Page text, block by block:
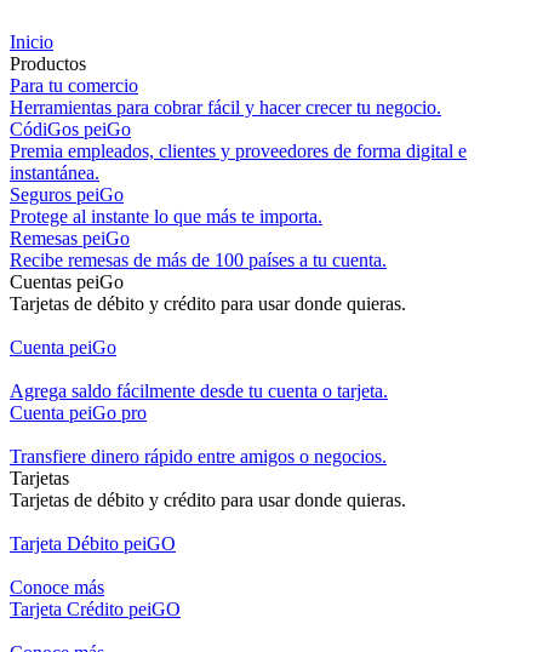
Inicio
Productos
Para tu comercio
Herramientas para cobrar fácil y hacer crecer tu negocio.
CódiGos peiGo
Premia empleados, clientes y proveedores de forma digital e
instantánea.
Seguros peiGo
Protege al instante lo que más te importa.
Remesas peiGo
Recibe remesas de más de 100 países a tu cuenta.
Cuentas peiGo
Tarjetas de débito y crédito para usar donde quieras.
Cuenta peiGo
Agrega saldo fácilmente desde tu cuenta o tarjeta.
Cuenta peiGo pro
Transfiere dinero rápido entre amigos o negocios.
Tarjetas
Tarjetas de débito y crédito para usar donde quieras.
Tarjeta Débito peiGO
Conoce más
Tarjeta Crédito peiGO